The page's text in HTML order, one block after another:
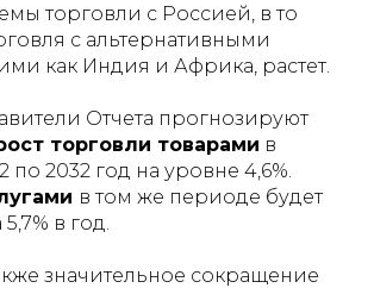
торговли с Россией, в то
с альтернативными
как Индия и Африка, растет.
Отчета прогнозируют
торговли товарами в
по 2032 год на уровне 4,6%.
в том же периоде будет
в год.
значительное сокращение